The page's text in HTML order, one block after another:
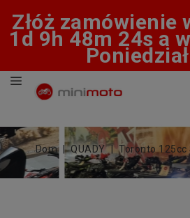
Złóż zamówienie
1d 9h 48m 24s a
Dom QUADY Toronto 125cc